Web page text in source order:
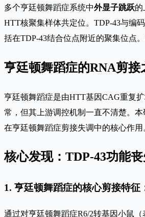
多个亨廷顿舞蹈症系统中外显子跳跃的
HTT核聚集样体共定位。TDP-43与编
括在TDP-43结合位点附近的聚集位点
亨廷顿舞蹈症的RNA剪接
亨廷顿舞蹈症是由HTT基因CAG重复
常，但其上游调控机制一直不清楚。
在亨廷顿舞蹈症剪接失调中的核心作用
核心发现：TDP-43功能
1. 亨廷顿舞蹈症的核心剪接特征
通过对亨廷顿舞蹈症R6/2转基因小鼠